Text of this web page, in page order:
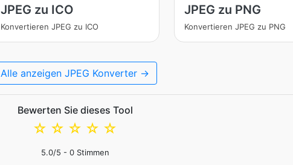
JPEG zu ICO
Konvertieren JPEG zu ICO
JPEG zu PNG
Konvertieren JPEG zu PNG
Alle anzeigen JPEG Konverter →
Bewerten Sie dieses Tool
☆
☆
☆
☆
☆
5.0/5 - 0Stimmen